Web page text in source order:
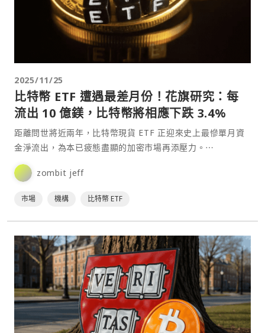
2025/11/25
比特幣 ETF 遭遇最差月份！花旗研究：每
流出 10 億鎂，比特幣將相應下跌 3.4%
距離問世將近兩年，比特幣現貨 ETF 正迎來史上最慘單月資
金淨流出，為本已疲態盡顯的加密市場再添壓力。⋯
zombit jeff
市場 機構 比特幣 ETF